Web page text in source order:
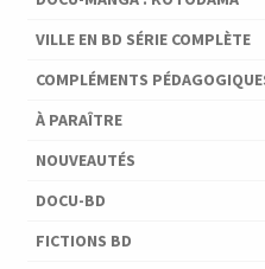
VILLE EN BD SÉRIE COMPLÈTE
COMPLÉMENTS
À PARAÎTRE
NOUVEAUTÉS
DOCU-BD
FICTIONS BD